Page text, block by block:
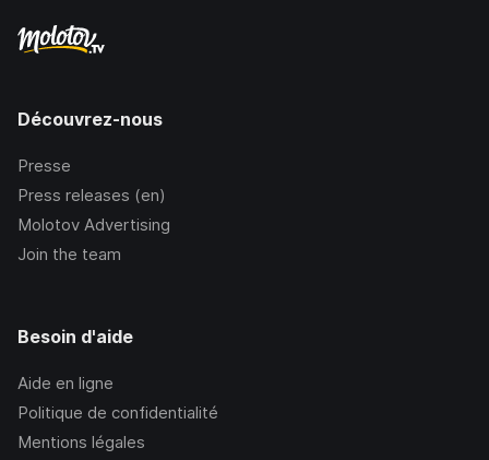
Découvrez-nous
Presse
Press releases (en)
Molotov Advertising
Join the team
Besoin d'aide
Aide en ligne
Politique de confidentialité
Mentions légales